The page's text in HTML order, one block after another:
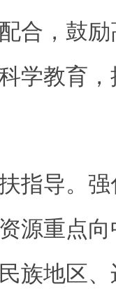
合，鼓
学教育，
指导。
源重点
族地区